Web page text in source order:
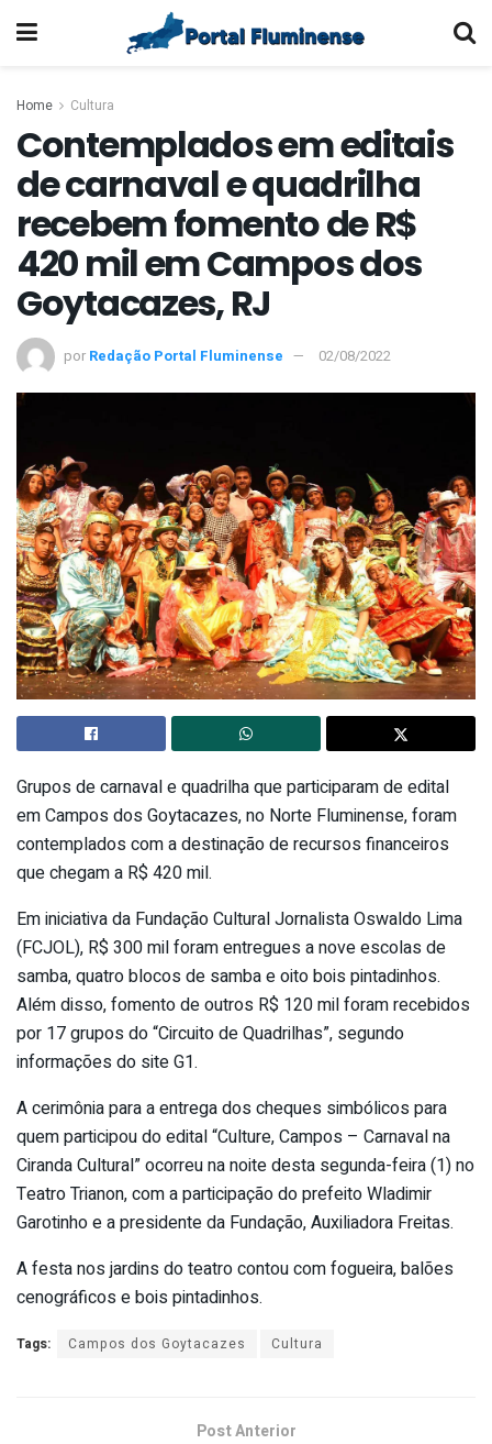
Home Cultura
Contemplados em editais
de carnaval e quadrilha
recebem fomento de R$
420 mil em Campos dos
Goytacazes, RJ
por Redação Portal Fluminense 02/08/2022
Grupos de carnaval e quadrilha que participaram de edital
em Campos dos Goytacazes, no Norte Fluminense, foram
contemplados com a destinação de recursos financeiros
que chegam a R$ 420 mil.
Em iniciativa da Fundação Cultural Jornalista Oswaldo Lima
(FCJOL), R$ 300 mil foram entregues a nove escolas de
samba, quatro blocos de samba e oito bois pintadinhos.
Além disso, fomento de outros R$ 120 mil foram recebidos
por 17 grupos do “Circuito de Quadrilhas”, segundo
informações do site G1.
A cerimônia para a entrega dos cheques simbólicos para
quem participou do edital “Culture, Campos – Carnaval na
Ciranda Cultural” ocorreu na noite desta segunda-feira (1) no
Teatro Trianon, com a participação do prefeito Wladimir
Garotinho e a presidente da Fundação, Auxiliadora Freitas.
A festa nos jardins do teatro contou com fogueira, balões
cenográficos e bois pintadinhos.
Tags: Campos dos Goytacazes Cultura
Post Anterior